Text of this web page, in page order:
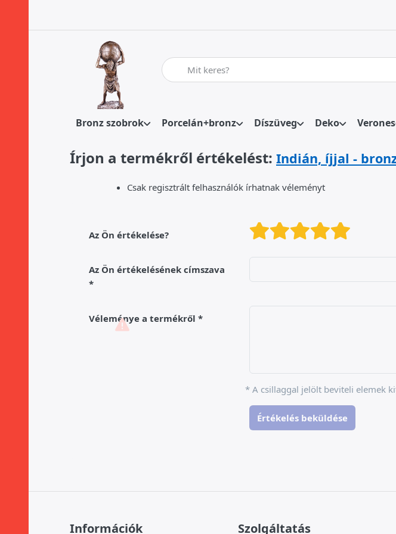
Adja meg a keresőszót. Az első találatok
Bronz szobrok Porcelán+bronz Díszüveg Deko
Írjon a termékről értékelést: Indián, íjjal -
Csak regisztrált felhasználók írhatnak véleményt
Az Ön értékelése? Értékelés:
Értékelés: 1 a
Az Ön értékelésének címszava
Véleménye a termékről
* A csillaggal jelölt beviteli elemek
Értékelés beküldése
Információk Szolgáltatás